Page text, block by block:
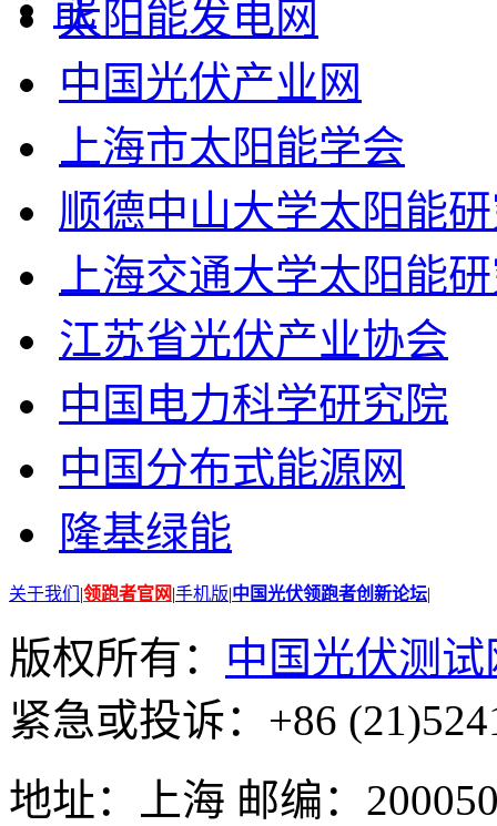
太阳能发电网
中国光伏产业网
上海市太阳能学会
顺德中山大学太阳能
上海交通大学太阳能
江苏省光伏产业协会
中国电力科学研究院
中国分布式能源网
隆基绿能
关于我们 |领跑者官网|手机版|中国光伏领跑者创新论坛|
版权所有： 中国光伏测试
紧急或投诉：+86
地址：上海 邮编：